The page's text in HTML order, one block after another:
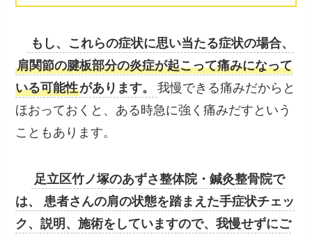
もし、これらの症状に思い当たる症状の場合、
肩関節の腱板部分の炎症が起こって痛みになって
いる可能性があります。
我慢できる痛みだからと
ほおっておくと、ある時急に強く痛みだすという
こともあります。
足立区竹ノ塚のあずさ整体院・鍼灸整骨院で
は、 患者さんの肩の状態を踏まえた手症状チェッ
ク、説明、施術をしていますので、我慢せずにご